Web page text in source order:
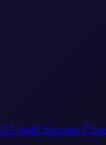
♎Vaga♏ Skorpija♐